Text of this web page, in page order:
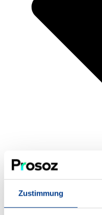
Zustimmung
Lernplattform